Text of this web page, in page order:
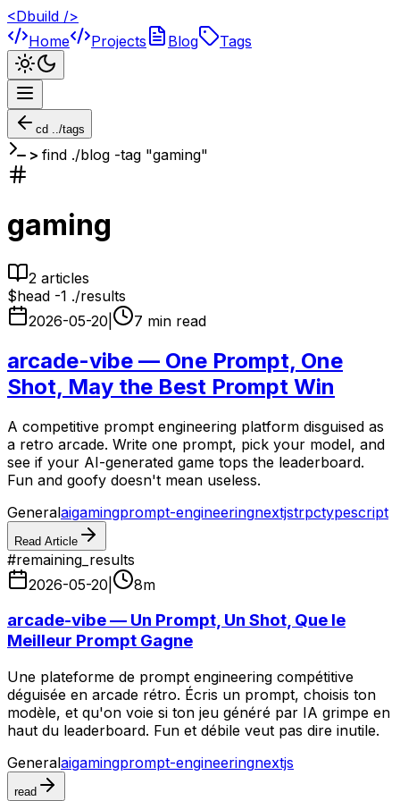
<Dbuild />
Home
Projects Blog Tags
cd ../tags
find ./blog -tag "gaming"
gaming
2 articles
$head -1 ./results
2026-05-20
7 min read
arcade-vibe — One Prompt, One
Shot, May the Best Prompt Win
A competitive prompt engineering platform disguised as
a retro arcade. Write one prompt, pick your model, and
see if your AI-generated game tops the leaderboard.
Fun and goofy doesn't mean useless.
Generalaigamingprompt-engineeringnextjstrpctypescript
Read Article
#remaining_results
2026-05-20
8m
arcade-vibe — Un Prompt, Un Shot, Que le
Meilleur Prompt Gagne
Une plateforme de prompt engineering compétitive
déguisée en arcade rétro. Écris un prompt, choisis ton
modèle, et qu'on voie si ton jeu généré par IA grimpe en
haut du leaderboard. Fun et débile veut pas dire inutile.
Generalaigamingprompt-engineeringnextjs
read